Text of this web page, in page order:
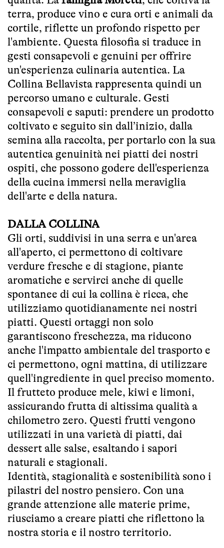
terra, produce vino e cura orti e animali da
cortile, riflette un profondo rispetto per
l'ambiente. Questa filosofia si traduce in
gesti consapevoli e genuini per offrire
un'esperienza culinaria autentica. La
Collina Bellavista rappresenta quindi un
percorso umano e culturale. Gesti
consapevoli e saputi: prendere un prodotto
coltivato e seguito sin dall’inizio, dalla
semina alla raccolta, per portarlo con la sua
autentica genuinità nei piatti dei nostri
ospiti, che possono godere dell'esperienza
della cucina immersi nella meraviglia
dell'arte e della natura.
DALLA COLLINA
Gli orti, suddivisi in una serra e un'area
all'aperto, ci permettono di coltivare
verdure fresche e di stagione, piante
aromatiche e servirci anche di quelle
spontanee di cui la collina è ricca, che
utilizziamo quotidianamente nei nostri
piatti. Questi ortaggi non solo
garantiscono freschezza, ma riducono
anche l'impatto ambientale del trasporto e
ci permettono, ogni mattina, di utilizzare
quell'ingrediente in quel preciso momento.
Il frutteto produce mele, kiwi e limoni,
assicurando frutta di altissima qualità a
chilometro zero. Questi frutti vengono
utilizzati in una varietà di piatti, dai
dessert alle salse, esaltando i sapori
naturali e stagionali.
Identità, stagionalità e sostenibilità sono i
pilastri del nostro pensiero. Con una
grande attenzione alle materie prime,
riusciamo a creare piatti che riflettono la
nostra storia e il nostro territorio.